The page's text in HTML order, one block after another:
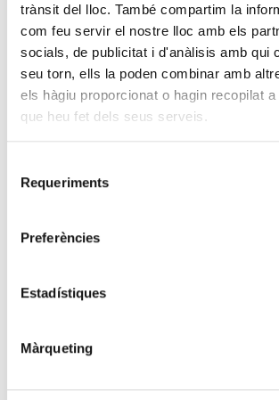
trànsit del lloc. També compartim la
com feu servir el nostre lloc amb els
socials, de publicitat i d'anàlisis amb qui
seu torn, ells la poden combinar amb
els hàgiu proporcionat o hagin recopilat
que heu fet dels seus serveis.
Requeriments
Preferències
Estadístiques
Màrqueting